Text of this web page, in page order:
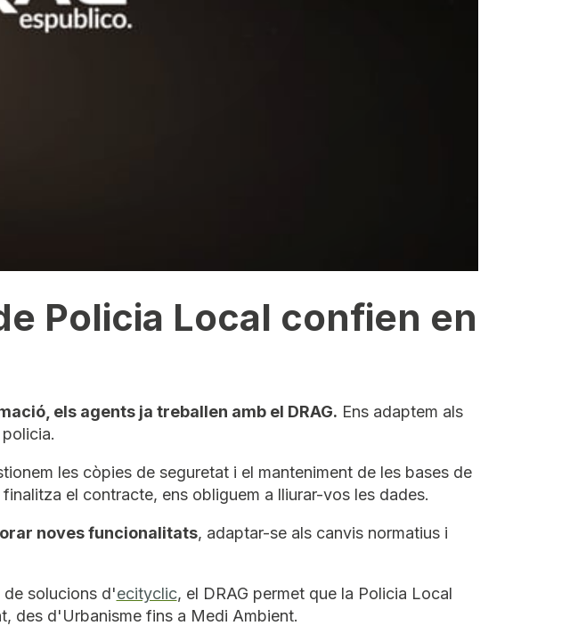
Policia Local confien en
els agents ja treballen amb el DRAG. Ens adaptem als
les còpies de seguretat i el manteniment de les bases de
el contracte, ens obliguem a lliurar-vos les dades.
noves funcionalitats, adaptar-se als canvis normatius i
de solucions d'ecityclic, el DRAG permet que la Policia Local
des d'Urbanisme fins a Medi Ambient.